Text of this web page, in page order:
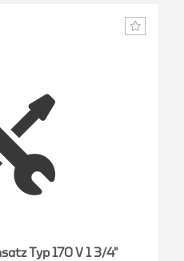
Typ 170 V 1 3/4"